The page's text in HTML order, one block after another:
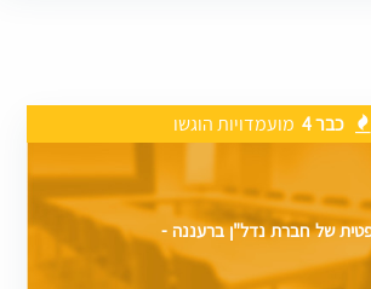
כבר 4 מועמדויות הוגשו
של חברת נדל"ן ברעננה -